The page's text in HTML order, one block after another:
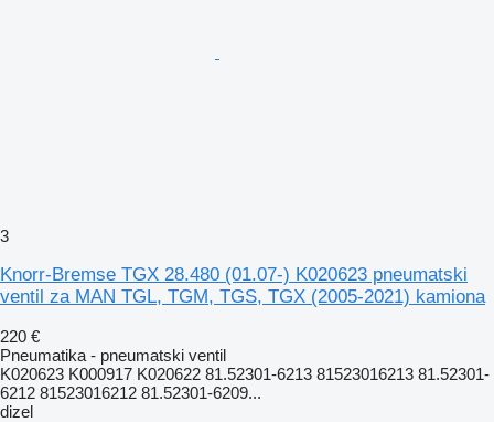
3
Knorr-Bremse TGX 28.480 (01.07-) K020623 pneumatski
ventil za MAN TGL, TGM, TGS, TGX (2005-2021) kamiona
220 €
Pneumatika - pneumatski ventil
K020623 K000917 K020622 81.52301-6213 81523016213 81.52301-
6212 81523016212 81.52301-6209...
dizel